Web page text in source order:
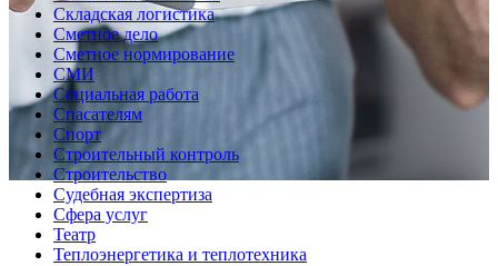
Складская логистика
Сметное дело
Сметное нормирование
СМИ
Социальная работа
Спасателям
Спорт
Строительный контроль
Строительство
Судебная экспертиза
Сфера услуг
Театр
Теплоэнергетика и теплотехника